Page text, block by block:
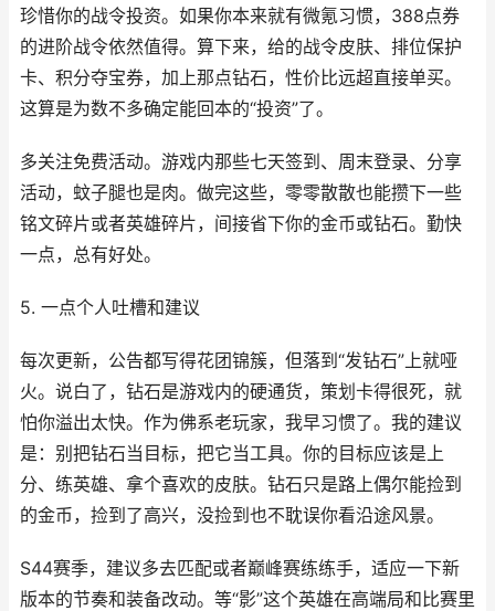
珍惜你的战令投资。如果你本来就有微氪习惯，388点券
的进阶战令依然值得。算下来，给的战令皮肤、排位保护
卡、积分夺宝券，加上那点钻石，性价比远超直接单买。
这算是为数不多确定能回本的“投资”了。
多关注免费活动。游戏内那些七天签到、周末登录、分享
活动，蚊子腿也是肉。做完这些，零零散散也能攒下一些
铭文碎片或者英雄碎片，间接省下你的金币或钻石。勤快
一点，总有好处。
5. 一点个人吐槽和建议
每次更新，公告都写得花团锦簇，但落到“发钻石”上就哑
火。说白了，钻石是游戏内的硬通货，策划卡得很死，就
怕你溢出太快。作为佛系老玩家，我早习惯了。我的建议
是：别把钻石当目标，把它当工具。你的目标应该是上
分、练英雄、拿个喜欢的皮肤。钻石只是路上偶尔能捡到
的金币，捡到了高兴，没捡到也不耽误你看沿途风景。
S44赛季，建议多去匹配或者巅峰赛练练手，适应一下新
版本的节奏和装备改动。等“影”这个英雄在高端局和比赛里